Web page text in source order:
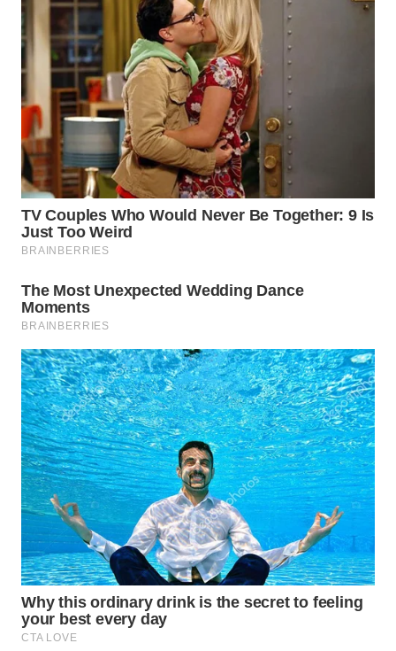
WN
MANDALIKA
LIKUPANG
WN
LABUANBAJO
WN
BORNEO
Media
Group
WAHANA
NEWS
WAHANA
TANI
WAHANA
ADVOKAT
WAHANA
INFRASTRUKTUR
WAHANA
KONSUMEN